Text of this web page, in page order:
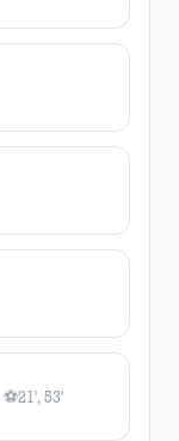
⚽
2gol es, 21', 53'
21', 53'